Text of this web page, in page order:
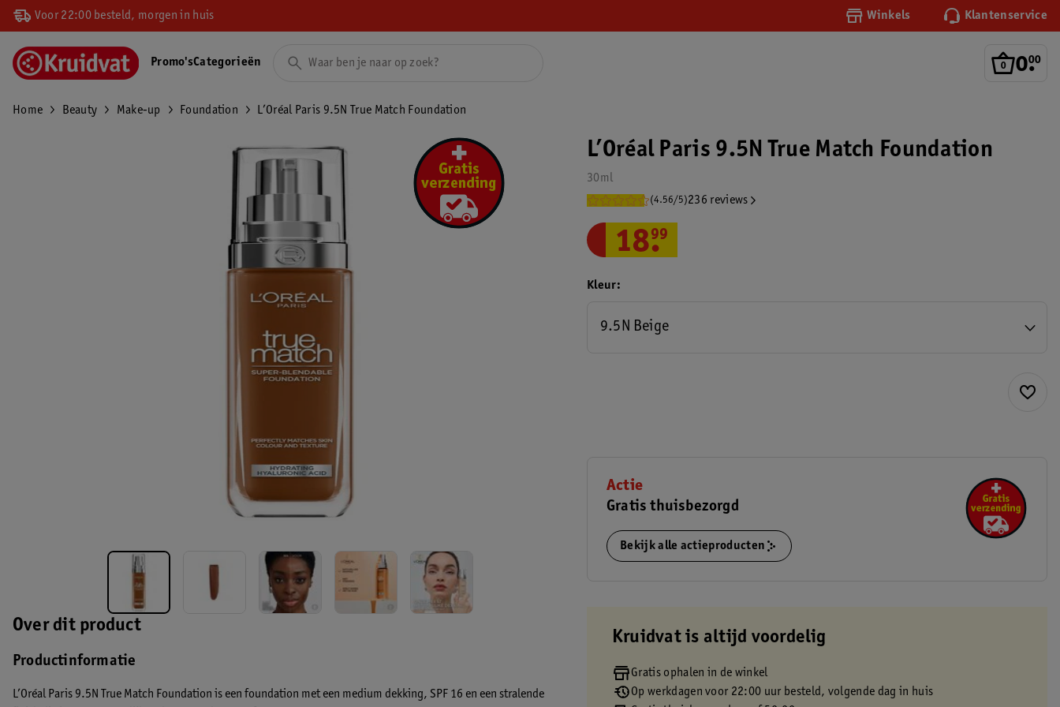
Voor 22:00 besteld, morgen in huis Winkels Klantenservice
0.
00
Promo'sCategorieën
Home Beauty Make-up Foundation L’Oréal Paris 9.5N True Match Foundation
Over dit product
Productinformatie
L’Oréal Paris 9.5N True Match Foundation is een foundation met een medium dekking, SPF 16 en een stralende
L’Oréal Paris 9.5N True Match Foundation
30ml
(4.56/5)236 reviews
18.
99
Kleur
9.5N Beige
Actie
Gratis thuisbezorgd
Bekijk alle actieproducten
Kruidvat is altijd voordelig
Gratis ophalen in de winkel
Op werkdagen voor 22:00 uur besteld, volgende dag in huis